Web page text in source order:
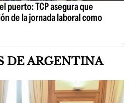
puerto: TCP asegura que
de la jornada laboral como
DE ARGENTINA